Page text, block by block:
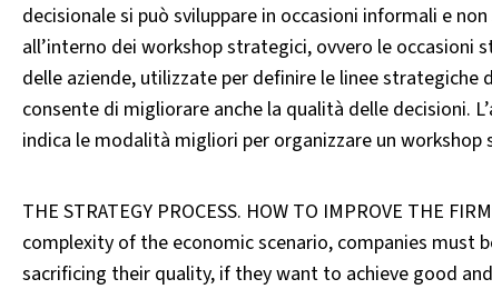
decisionale si può sviluppare in occasioni informali e
all’interno dei workshop strategici, ovvero le
delle aziende, utilizzate per definire le linee strategiche
consente di migliorare anche la qualità delle decisioni.
indica le modalità migliori per organizzare un workshop
THE STRATEGY PROCESS. HOW TO IMPROVE THE
complexity of the economic scenario, companies must
sacrificing their quality, if they want to achieve good